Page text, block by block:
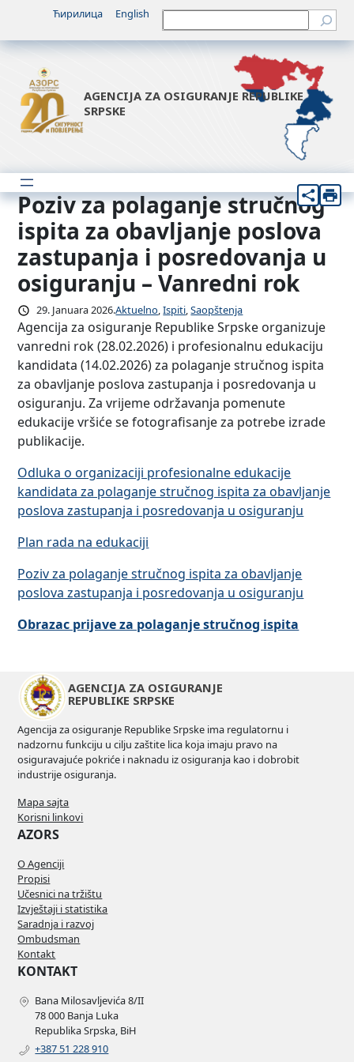
sadržaj
Ћирилица English Претрага
AGENCIJA ZA OSIGURANJE REPUBLIKE
SRPSKE
Poziv za polaganje stručnog
ispita za obavljanje poslova
zastupanja i posredovanja u
osiguranju – Vanredni rok
29. Januara 2026.Aktuelno, Ispiti, Saopštenja
Agencija za osiguranje Republike Srpske organizuje
vanredni rok (28.02.2026) i profesionalnu edukaciju
kandidata (14.02.2026) za polaganje stručnog ispita
za obavljanje poslova zastupanja i posredovanja u
osiguranju. Za vrijeme održavanja pomenute
edukacije vršiće se fotografisanje za potrebe izrade
publikacije.
Odluka o organizaciji profesionalne edukacije
kandidata za polaganje stručnog ispita za obavljanje
poslova zastupanja i posredovanja u osiguranju
Plan rada na edukaciji
Poziv za polaganje stručnog ispita za obavljanje
poslova zastupanja i posredovanja u osiguranju
Obrazac prijave za polaganje stručnog ispita
AGENCIJA ZA OSIGURANJE
REPUBLIKE SRPSKE
Agencija za osiguranje Republike Srpske ima regulatornu i
nadzornu funkciju u cilju zaštite lica koja imaju pravo na
osiguravajuće pokriće i naknadu iz osiguranja kao i dobrobit
industrije osiguranja.
Mapa sajta
Korisni linkovi
AZORS
O Agenciji
Propisi
Učesnici na tržištu
Izvještaji i statistika
Saradnja i razvoj
Ombudsman
Kontakt
KONTAKT
Bana Milosavljevića 8/II
78 000 Banja Luka
Republika Srpska, BiH
+387 51 228 910